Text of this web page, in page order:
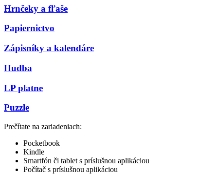
Hrnčeky a fľaše
Papiernictvo
Zápisníky a kalendáre
Hudba
LP platne
Puzzle
Prečítate na zariadeniach:
Pocketbook
Kindle
Smartfón či tablet s príslušnou aplikáciou
Počítač s príslušnou aplikáciou